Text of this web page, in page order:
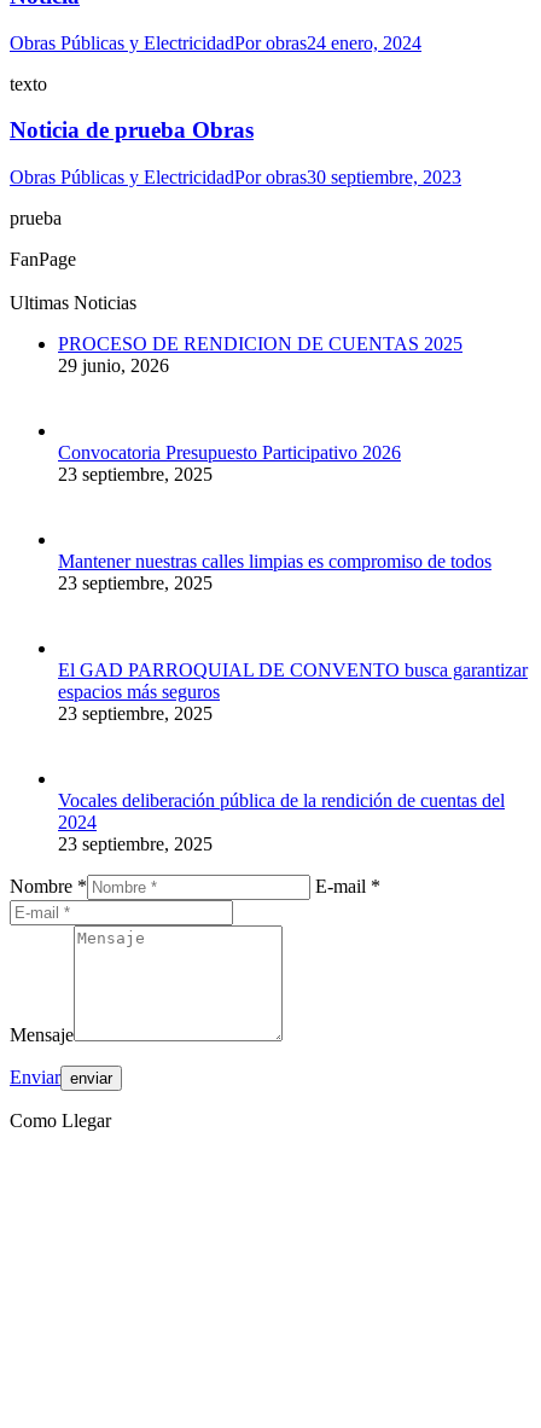
Obras Públicas y ElectricidadPorobras24 enero, 2024
texto
Noticia de prueba Obras
Obras Públicas y ElectricidadPorobras30 septiembre, 2023
prueba
FanPage
Ultimas Noticias
PROCESO DE RENDICION DE CUENTAS 2025
29 junio, 2026
Convocatoria Presupuesto Participativo 2026
23 septiembre, 2025
Mantener nuestras calles limpias es compromiso de todos
23 septiembre, 2025
El GAD PARROQUIAL DE CONVENTO busca garantizar
espacios más seguros
23 septiembre, 2025
Vocales deliberación pública de la rendición de cuentas del
2024
23 septiembre, 2025
Nombre * E-mail *
Mensaje
Enviar
Como Llegar